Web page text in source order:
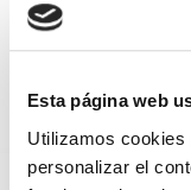
Esta página web
Utilizamos
personalizar el
básicas están
Colegios Médicos
máxima colaboración
Voltar
FAI UN